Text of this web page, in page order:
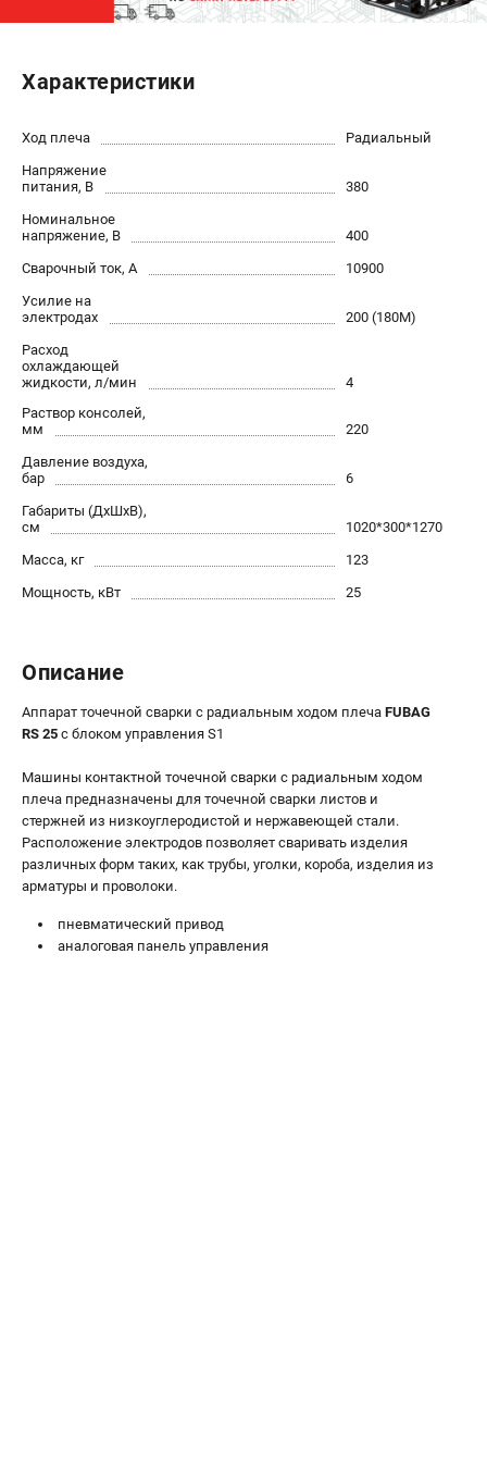
Генераторы бензиновые
Генераторы инверторные
Генераторы сварочные
ПОЛЕЗНЫЕ СТАТЬИ
Как выбрать бензопилу?
Как правильно выбрать генератор?
Как выбрать сварочный аппарат?
Аппараты контактной сварки
Сварочные полуавтоматы MIG/MAG
Сварочные аппараты TIG
Сварочные материалы
Информация размещённая на сайте не является публичной
проспект Александровской Фермы, 29АЛ
Режим работы колл-центра:
пн-пт - с 9:00 до 18:00
сб - с 10:00 до 16:00
вс - выходной
ЗАКАЗ ЗАПЧАСТЕЙ
+7 (8112) 59-10-67
zakaz@fubagtorg.ru
Характеристики
Ход плеча
Радиальный
Напряжение
питания, В
380
Номинальное
напряжение, В
400
Сварочный ток, А
10900
Усилие на
электродах
200 (180М)
Расход
охлаждающей
жидкости, л/мин
4
Раствор консолей,
мм
220
Давление воздуха,
бар
6
Габариты (ДхШхВ),
см
1020*300*1270
Масса, кг
123
Мощность, кВт
25
Описание
Аппарат точечной сварки c радиальным ходом плеча FUBAG
RS 25 с блоком управления S1
Машины контактной точечной сварки с радиальным ходом
плеча предназначены для точечной сварки листов и
стержней из низкоуглеродистой и нержавеющей стали.
Расположение электродов позволяет сваривать изделия
различных форм таких, как трубы, уголки, короба, изделия из
арматуры и проволоки.
пневматический привод
аналоговая панель управления